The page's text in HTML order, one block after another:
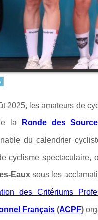
2025, les amateurs de
la Ronde des
du calendrier
cyclisme spectaculaire,
Eaux sous les
des Critériums
Français (ACPF)